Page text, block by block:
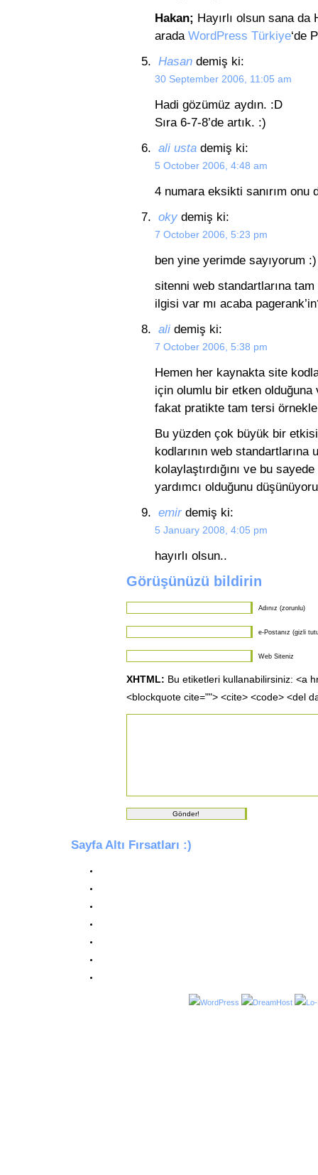
Hakan; Hayırlı olsun sana
arada WordPress Türkiye‘de
Hasandemiş ki:
30 September 2006, 11:05 am
Hadi gözümüz aydın. :D
Sıra 6-7-8’de artık. :)
ali ustademiş ki:
5 October 2006, 4:48 am
4 numara eksikti sanırım onu
okydemiş ki:
7 October 2006, 5:23 pm
ben yine yerimde sayıyorum :)
sitenni web standartlarına
ilgisi var mı acaba
alidemiş ki:
7 October 2006, 5:38 pm
Hemen her kaynakta site
için olumlu bir etken olduğuna
fakat pratikte tam tersi
Bu yüzden çok büyük bir
kodlarının web standartlarına
kolaylaştırdığını ve bu
yardımcı olduğunu
emirdemiş ki:
5 January 2008, 4:05 pm
hayırlı olsun..
Görüşünüzü bildirin
Adınız (zorunlu)
e-Postanız (gizli
Web Siteniz
XHTML: Bu etiketleri kullanabilirsiniz: <a
<blockquote cite=""> <cite> <code> <del
Sayfa Altı Fırsatları :)